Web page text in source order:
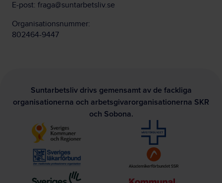
E-post: fraga@suntarbetsliv.se
Organisationsnummer:
802464-9447
Suntarbetsliv drivs gemensamt av de fackliga
organisationerna och arbetsgivarorganisationerna SKR
och Sobona.